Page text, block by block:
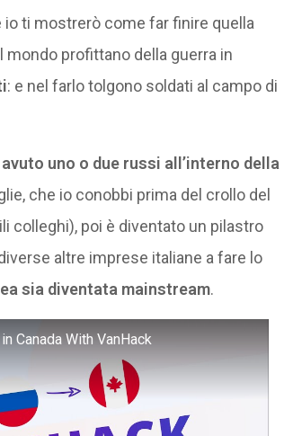
ti mostrerò come far finire quella
mondo profittano della guerra in
: e nel farlo tolgono soldati al campo di
uno o due russi all’interno della
che io conobbi prima del crollo del
colleghi), poi è diventato un pilastro
altre imprese italiane a fare lo
sia diventata mainstream.
Canada With VanHack